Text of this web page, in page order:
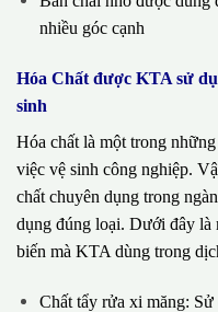
nhiều góc cạnh
Hóa Chất được KTA sử
sinh
Hóa chất là một trong
việc vệ sinh công nghiệp.
chất chuyên dụng trong
dụng đúng loại. Dưới đây là
biến mà KTA dùng trong
Chất tẩy rửa xi măng: